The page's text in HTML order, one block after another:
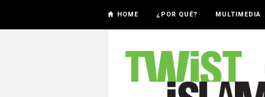
HOME ¿POR QUÉ? MULTIMEDIA